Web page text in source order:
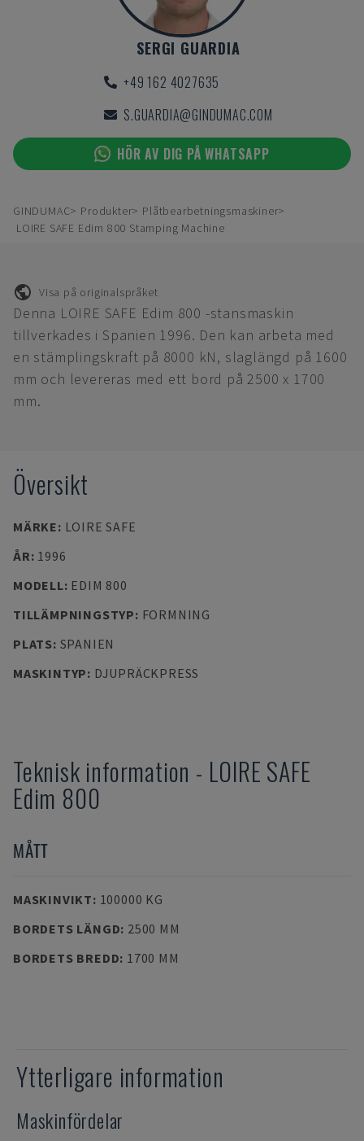
SERGI GUARDIA
+49 162 4027635
S.GUARDIA@GINDUMAC.COM
HÖR AV DIG PÅ WHATSAPP
GINDUMAC Produkter
Plåtbearbetningsmaskiner
LOIRE SAFE Edim 800 Stamping Machine
Visa på originalspråket
Denna LOIRE SAFE Edim 800 -stansmaskin
tillverkades i Spanien 1996. Den kan arbeta med
en stämplingskraft på 8000 kN, slaglängd på 1600
mm och levereras med ett bord på 2500 x 1700
mm.
Översikt
MÄRKE: LOIRE SAFE
ÅR: 1996
MODELL: EDIM 800
TILLÄMPNINGSTYP: FORMNING
PLATS: SPANIEN
MASKINTYP: DJUPRÄCKPRESS
Teknisk information - LOIRE SAFE
Edim 800
MÅTT
MASKINVIKT: 100000 KG
BORDETS LÄNGD: 2500 MM
BORDETS BREDD: 1700 MM
Ytterligare information
Maskinfördelar